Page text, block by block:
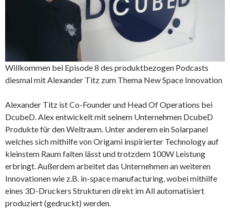
Willkommen bei Episode 8 des produktbezogen Podcasts
diesmal mit Alexander Titz zum Thema New Space Innovation
Alexander Titz ist Co-Founder und Head Of Operations bei
DcubeD. Alex entwickelt mit seinem Unternehmen DcubeD
Produkte für den Weltraum. Unter anderem ein Solarpanel
welches sich mithilfe von Origami inspirierter Technology auf
kleinstem Raum falten lässt und trotzdem 100W Leistung
erbringt. Außerdem arbeitet das Unternehmen an weiteren
Innovationen wie z.B. in-space manufacturing, wobei mithilfe
eines 3D-Druckers Strukturen direkt im All automatisiert
produziert (gedruckt) werden.